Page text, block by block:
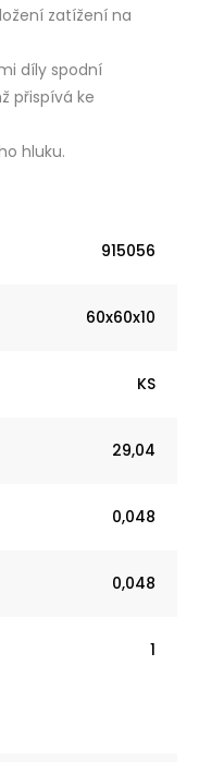
zatížení na
díly spodní
přispívá ke
hluku.
915056
60x60x10
KS
29,04
0,048
0,048
1